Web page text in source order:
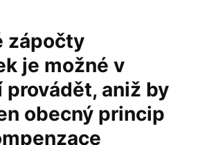
zápočty
je možné v
aniž by
obecný princip